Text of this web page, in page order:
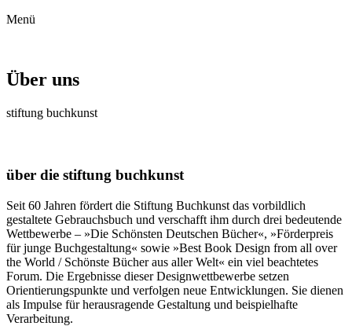
Menü
Über uns
stiftung buchkunst
über die stiftung buchkunst
Seit 60 Jahren fördert die Stiftung Buchkunst das vorbildlich
gestaltete Gebrauchsbuch und verschafft ihm durch drei bedeutende
Wettbewerbe – »Die Schönsten Deutschen Bücher«, »Förderpreis
für junge Buchgestaltung« sowie »Best Book Design from all over
the World / Schönste Bücher aus aller Welt« ein viel beachtetes
Forum. Die Ergebnisse dieser Designwettbewerbe setzen
Orientierungspunkte und verfolgen neue Entwicklungen. Sie dienen
als Impulse für herausragende Gestaltung und beispielhafte
Verarbeitung.